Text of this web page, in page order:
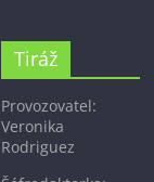
Tiráž
Provozovatel:
Veronika
Rodriguez